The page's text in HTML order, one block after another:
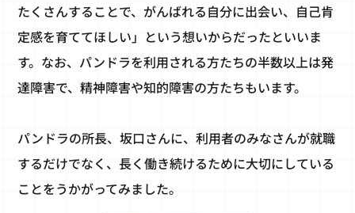
たくさんすることで、がんばれる自分に出会い、自己肯
定感を育ててほしい」という想いからだったといいま
す。なお、パンドラを利用される方たちの半数以上は発
達障害で、精神障害や知的障害の方たちもいます。
パンドラの所長、坂口さんに、利用者のみなさんが就職
するだけでなく、長く働き続けるために大切にしている
ことをうかがってみました。